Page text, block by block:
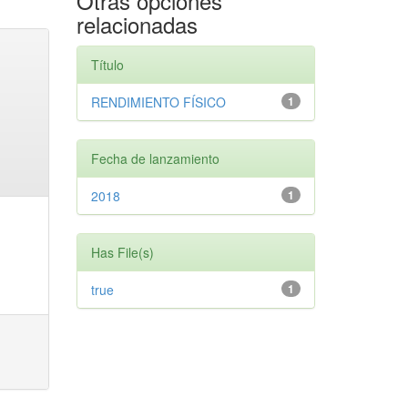
relacionadas
Título
1
RENDIMIENTO FÍSICO
Fecha de lanzamiento
1
2018
Has File(s)
1
true